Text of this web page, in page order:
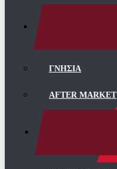
ΓΝΗΣΙΑ
AFTER MARKET